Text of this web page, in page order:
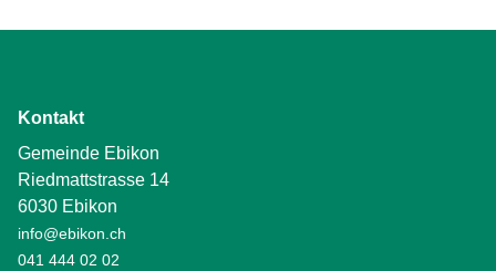
Kontakt
Gemeinde Ebikon
Riedmattstrasse 14
6030 Ebikon
info@ebikon.ch
041 444 02 02